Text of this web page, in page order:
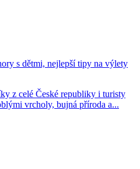
s dětmi, nejlepší tipy na výlety
z celé České republiky i turisty
vrcholy, bujná příroda a...